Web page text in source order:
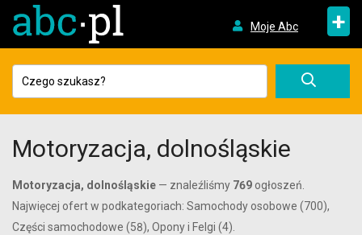
Moje Abc +
Motoryzacja, dolnośląskie
Motoryzacja, dolnośląskie — znaleźliśmy 769 ogłoszeń.
Najwięcej ofert w podkategoriach: Samochody osobowe (700),
Części samochodowe (58), Opony i Felgi (4).